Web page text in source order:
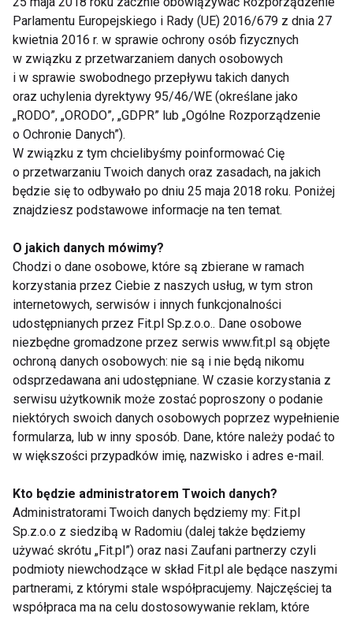
batoniki z owocami –
zdrowy deser bez
cukru, który
pokochasz tego lata
pieczonych buraków i
skyru – lekki obiad na
upalne dni
7 kolacji do 400 kcal,
które sycą i pomagają
przetrwać letnie upały
Pizza, kebab,
cheeseburger z
kaszą? Zaskakujące
pomysły kulinarne
Pokaż więcej
Koktajle
Koktajle
wzmacniające
odporność – przepisy i
korzyści zdrowotne
Oczyść organizm za
pomocą zielonych
smoothies
Parlamentu Europejskiego i Rady (UE) 2016/679 z dnia 27
kwietnia 2016 r. w sprawie ochrony osób fizycznych
w związku z przetwarzaniem danych osobowych
i w sprawie swobodnego przepływu takich danych
oraz uchylenia dyrektywy 95/46/WE (określane jako
„RODO”, „ORODO”, „GDPR” lub „Ogólne Rozporządzenie
o Ochronie Danych”).
W związku z tym chcielibyśmy poinformować Cię
o przetwarzaniu Twoich danych oraz zasadach, na jakich
będzie się to odbywało po dniu 25 maja 2018 roku. Poniżej
znajdziesz podstawowe informacje na ten temat.
O jakich danych mówimy?
Chodzi o dane osobowe, które są zbierane w ramach
korzystania przez Ciebie z naszych usług, w tym stron
internetowych, serwisów i innych funkcjonalności
udostępnianych przez Fit.pl Sp.z.o.o.. Dane osobowe
niezbędne gromadzone przez serwis www.fit.pl są objęte
ochroną danych osobowych: nie są i nie będą nikomu
odsprzedawana ani udostępniane. W czasie korzystania z
serwisu użytkownik może zostać poproszony o podanie
niektórych swoich danych osobowych poprzez wypełnienie
formularza, lub w inny sposób. Dane, które należy podać to
w większości przypadków imię, nazwisko i adres e-mail.
Kto będzie administratorem Twoich danych?
Administratorami Twoich danych będziemy my: Fit.pl
Sp.z.o.o z siedzibą w Radomiu (dalej także będziemy
używać skrótu „Fit.pl”) oraz nasi Zaufani partnerzy czyli
podmioty niewchodzące w skład Fit.pl ale będące naszymi
partnerami, z którymi stale współpracujemy. Najczęściej ta
współpraca ma na celu dostosowywanie reklam, które